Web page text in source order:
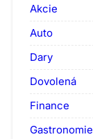
Akcie
Auto
Dary
Dovolená
Finance
Gastronomie